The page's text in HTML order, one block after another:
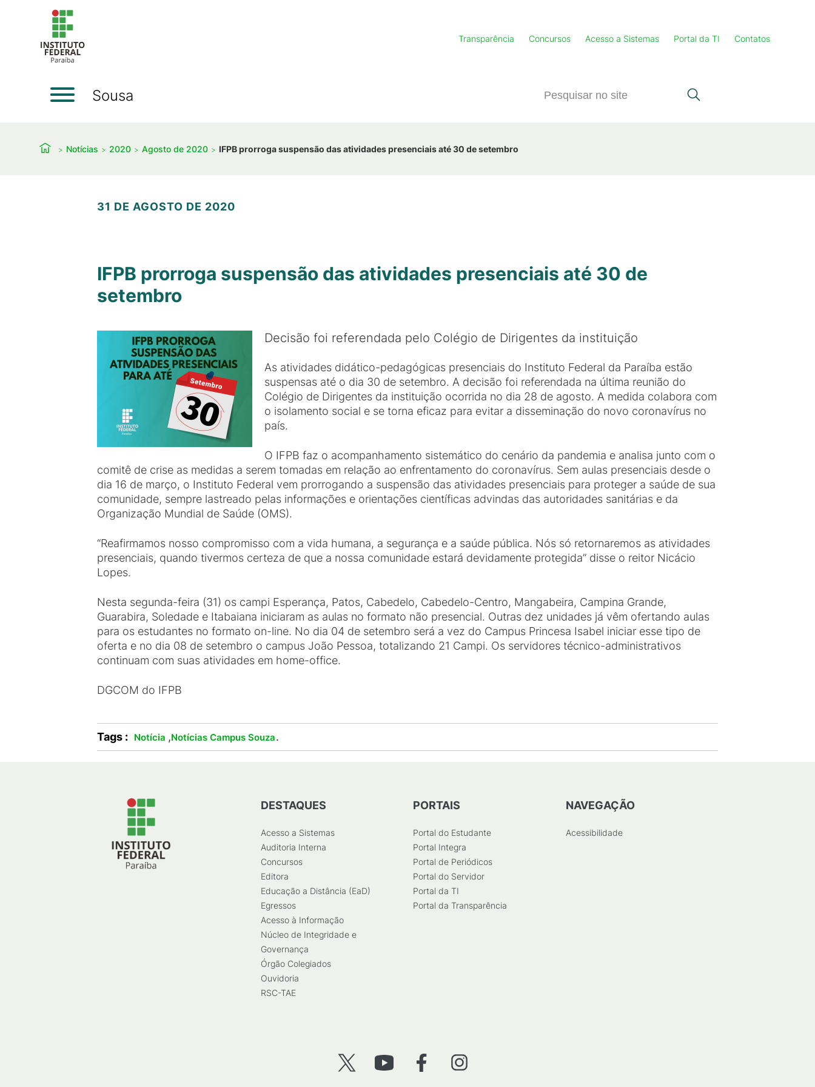
Transparência Concursos Acesso a Sistemas Portal da TI Contatos
Sousa
Notícias 2020 Agosto de 2020 IFPB prorroga suspensão das atividades presenciais até 30 de setembro
31 DE AGOSTO DE 2020
IFPB prorroga suspensão das atividades presenciais até 30 de
setembro
Decisão foi referendada pelo Colégio de Dirigentes da instituição
As atividades didático-pedagógicas presenciais do Instituto Federal da Paraíba estão
suspensas até o dia 30 de setembro. A decisão foi referendada na última reunião do
Colégio de Dirigentes da instituição ocorrida no dia 28 de agosto. A medida colabora com
o isolamento social e se torna eficaz para evitar a disseminação do novo coronavírus no
país.
O IFPB faz o acompanhamento sistemático do cenário da pandemia e analisa junto com o
comitê de crise as medidas a serem tomadas em relação ao enfrentamento do coronavírus. Sem aulas presenciais desde o
dia 16 de março, o Instituto Federal vem prorrogando a suspensão das atividades presenciais para proteger a saúde de sua
comunidade, sempre lastreado pelas informações e orientações científicas advindas das autoridades sanitárias e da
Organização Mundial de Saúde (OMS).
“Reafirmamos nosso compromisso com a vida humana, a segurança e a saúde pública. Nós só retornaremos as atividades
presenciais, quando tivermos certeza de que a nossa comunidade estará devidamente protegida” disse o reitor Nicácio
Lopes.
Nesta segunda-feira (31) os campi Esperança, Patos, Cabedelo, Cabedelo-Centro, Mangabeira, Campina Grande,
Guarabira, Soledade e Itabaiana iniciaram as aulas no formato não presencial. Outras dez unidades já vêm ofertando aulas
para os estudantes no formato on-line. No dia 04 de setembro será a vez do Campus Princesa Isabel iniciar esse tipo de
oferta e no dia 08 de setembro o campus João Pessoa, totalizando 21 Campi. Os servidores técnico-administrativos
continuam com suas atividades em home-office.
DGCOM do IFPB
Tags : Notícia ,Notícias Campus Souza.
DESTAQUES
Acesso a Sistemas
Auditoria Interna
Concursos
Editora
Educação a Distância (EaD)
Egressos
Acesso à Informação
Núcleo de Integridade e
Governança
Órgão Colegiados
Ouvidoria
RSC-TAE
PORTAIS
Portal do Estudante
Portal Integra
Portal de Periódicos
Portal do Servidor
Portal da TI
Portal da Transparência
NAVEGAÇÃO
Acessibilidade